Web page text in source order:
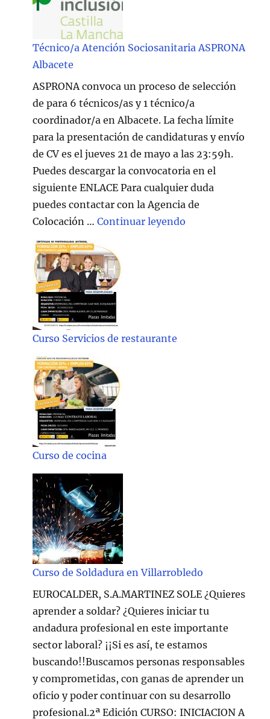
Técnico/a Atención Sociosanitaria ASPRONA
Albacete
ASPRONA convoca un proceso de selección
de para 6 técnicos/as y 1 técnico/a
coordinador/a en Albacete. La fecha límite
para la presentación de candidaturas y envío
de CV es el jueves 21 de mayo a las 23:59h.
Puedes descargar la convocatoria en el
siguiente ENLACE Para cualquier duda
puedes contactar con la Agencia de
Colocación …Continuar leyendo
Curso Servicios de restaurante
Curso de cocina
Curso de Soldadura en Villarrobledo
EUROCALDER, S.A.MARTINEZ SOLE ¿Quieres
aprender a soldar? ¿Quieres iniciar tu
andadura profesional en este importante
sector laboral? ¡¡Si es así, te estamos
buscando!!Buscamos personas responsables
y comprometidas, con ganas de aprender un
oficio y poder continuar con su desarrollo
profesional.2ª Edición CURSO: INICIACION A